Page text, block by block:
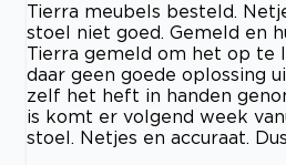
Tierra meubels besteld.
stoel niet goed. Gemeld en
Tierra gemeld om het op te
daar geen goede oplossing
zelf het heft in handen
is komt er volgend week
stoel. Netjes en accuraat.